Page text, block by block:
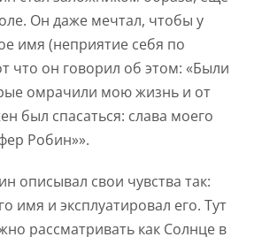
Он даже мечтал, чтобы у
имя (неприятие себя по
что он говорил об этом: «Были
омрачили мою жизнь и от
был спасаться: слава моего
Робин»».
описывал свои чувства так:
имя и эксплуатировал его. Тут
рассматривать как Солнце в